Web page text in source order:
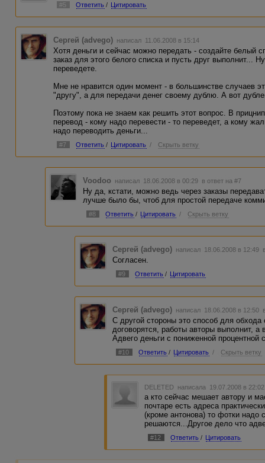
#5 Ответить / Цитировать
Сергей (advego) написал 11.06.2008 в 15:14
Хотя деньги и сейчас можно передать - создайте белый
заказ для этого белого списка и пусть друг выполнит...
переведете.
Мне не нравится один момент - в большинстве случаев
"другу", а для передачи денег своему дублю. А вот
Поэтому пока не знаем как решить этот вопрос. В
перевод - кому надо перевести - то переведет, а кому
надо переводить деньги...
#7 Ответить / Цитировать / Скрыть ветку
Voodoo написал 18.06.2008 в 00:29 в ответ на #7
Ну да, кстати, можно ведь через заказы
лучше было бы, чтоб для простой передаче
#8 Ответить / Цитировать / Скрыть ветку
Сергей (advego) написал 18.06.2008 в 12:49
Согласен.
#9 Ответить / Цитировать
Сергей (advego) написал 18.06.2008 в 12:50
С другой стороны это способ для
договорятся, работы авторы выполнит, а
Адвего деньги с пониженной процентной
#10 Ответить / Цитировать / Скрыть ветку
DELETED написала 19.07.2008 в
а кто сейчас мешает автору и
почтаре есть адреса
(кроме антонова) то фотки надо
решаются...Другое дело что
#12 Ответить / Цитировать